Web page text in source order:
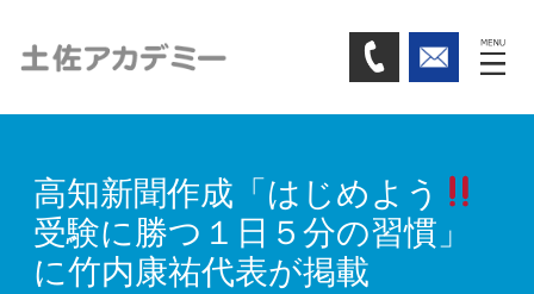
高知新聞作成「はじめよう
受験に勝つ１日５分の習慣」
に竹内康祐代表が掲載